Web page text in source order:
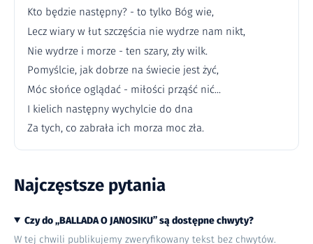
Kto będzie następny? - to tylko Bóg wie,
Lecz wiary w łut szczęścia nie wydrze nam nikt,
Nie wydrze i morze - ten szary, zły wilk.
Pomyślcie, jak dobrze na świecie jest żyć,
Móc słońce oglądać - miłości prząść nić...
I kielich następny wychylcie do dna
Za tych, co zabrała ich morza moc zła.
Najczęstsze pytania
Czy do „BALLADA O JANOSIKU” są dostępne chwyty?
W tej chwili publikujemy zweryfikowany tekst bez chwytów.